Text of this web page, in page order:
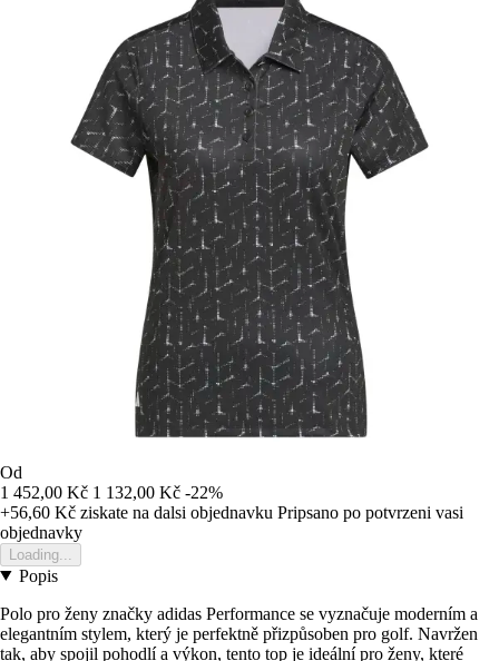
Od
1 452,00 Kč 1 132,00 Kč -22%
+56,60 Kč ziskate na dalsi objednavku Pripsano po potvrzeni vasi
objednavky
Loading...
Popis
Polo pro ženy značky adidas Performance se vyznačuje moderním a
elegantním stylem, který je perfektně přizpůsoben pro golf. Navržen
tak, aby spojil pohodlí a výkon, tento top je ideální pro ženy, které